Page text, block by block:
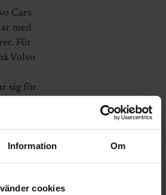
Information Om
cookies
Cars
med
För
Volvo
sig för